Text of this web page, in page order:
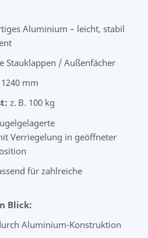
Aluminium – leicht, stabil
Stauklappen / Außenfächer
mm
z. B. 100 kg
Verriegelung in geöffneter
für zahlreiche
Blick:
Aluminium-Konstruktion